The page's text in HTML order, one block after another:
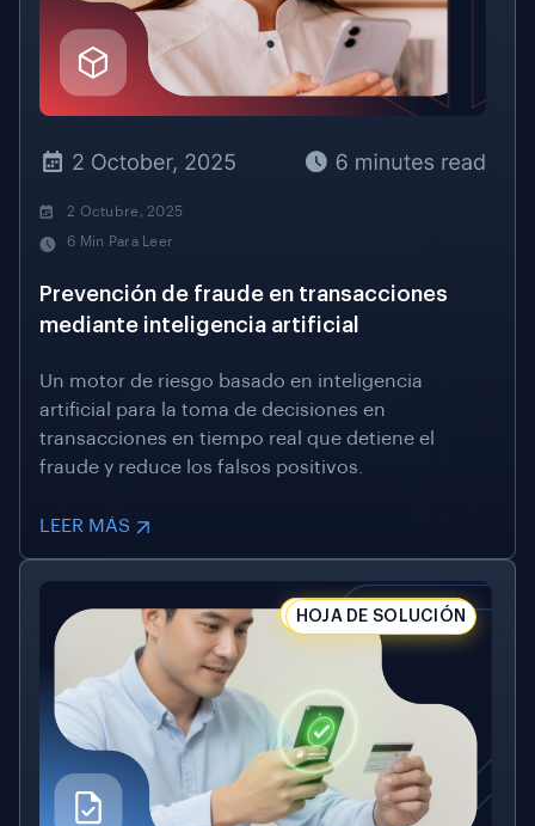
2 Octubre, 2025
6 Min Para Leer
Prevención de fraude en transacciones
mediante inteligencia artificial
Un motor de riesgo basado en inteligencia
artificial para la toma de decisiones en
transacciones en tiempo real que detiene el
fraude y reduce los falsos positivos.
LEER MÁS
HOJA DE SOLUCIÓN